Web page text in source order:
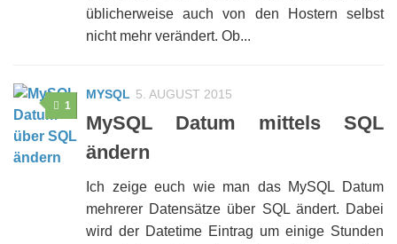
üblicherweise auch von den Hostern selbst
nicht mehr verändert. Ob...
1
MYSQL 5. AUGUST 2015
MySQL Datum mittels SQL
ändern
Ich zeige euch wie man das MySQL Datum
mehrerer Datensätze über SQL ändert. Dabei
wird der Datetime Eintrag um einige Stunden